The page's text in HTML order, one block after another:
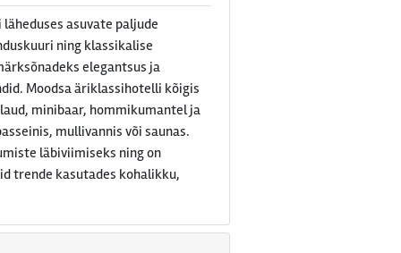
asuvate paljude
ning klassikalise
elegantsus ja
Moodsa äriklassihotelli kõigis
minibaar, hommikumantel ja
mullivannis või saunas.
läbiviimiseks ning on
trende kasutades kohalikku,